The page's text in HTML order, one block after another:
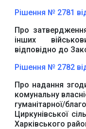
Рішення № 2781
Про
інших
відповідно до
Рішення № 2782
Про надання
комунальну
гуманітарної/
Циркунівської
Харківського